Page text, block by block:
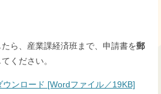
ら、産業課経済班まで、申請書を郵
ください。
ンロード [Wordファイル／19KB]